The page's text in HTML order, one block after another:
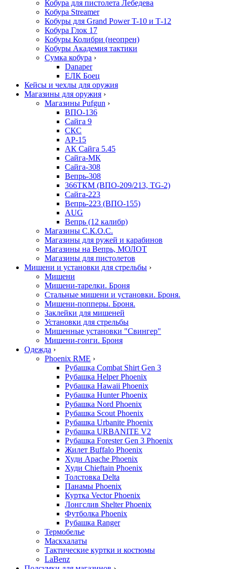
Кобура для пистолета Лебедева
Кобура Streamer
Кобуры для Grand Power T-10 и Т-12
Кобура Глок 17
Кобуры Колибри (неопрен)
Кобуры Академия тактики
Сумка кобура ›
Danaper
ЕЛК Боец
Кейсы и чехлы для оружия
Магазины для оружия ›
Магазины Pufgun ›
ВПО-136
Сайга 9
СКС
АР-15
АК Сайга 5.45
Сайга-МК
Сайга-308
Вепрь-308
366ТКМ (ВПО-209/213, TG-2)
Сайга-223
Вепрь-223 (ВПО-155)
AUG
Вепрь (12 калибр)
Магазины С.К.О.С.
Магазины для ружей и карабинов
Магазины на Вепрь, МОЛОТ
Магазины для пистолетов
Мишени и установки для стрельбы ›
Мишени
Мишени-тарелки. Броня
Стальные мишени и установки. Броня.
Мишени-попперы. Броня.
Заклейки для мишеней
Установки для стрельбы
Мишенные установки "Свингер"
Мишени-гонги. Броня
Одежда ›
Phoenix RME ›
Рубашка Combat Shirt Gen 3
Рубашка Helper Phoenix
Рубашка Hawaii Phoenix
Рубашка Hunter Phoenix
Рубашка Nord Phoenix
Рубашка Scout Phoenix
Рубашка Urbanite Phoenix
Рубашка URBANITE V2
Рубашка Forester Gen 3 Phoenix
Жилет Buffalo Phoenix
Худи Apache Phoenix
Худи Chieftain Phoenix
Толстовка Delta
Панамы Phoenix
Куртка Vector Phoenix
Лонгслив Shelter Phoenix
Футболка Phoenix
Рубашка Ranger
Термобелье
Маскхалаты
Тактические куртки и костюмы
LaBenz